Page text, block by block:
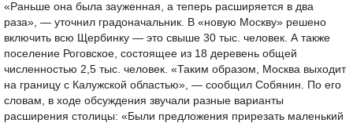
«Раньше она была зауженная, а теперь расширяется в два
раза», — уточнил градоначальник. В «новую Москву» решено
включить всю Щербинку — это свыше 30 тыс. человек. А также
поселение Роговское, состоящее из 18 деревень общей
численностью 2,5 тыс. человек. «Таким образом, Москва выходит
на границу с Калужской областью», — сообщил Собянин. По его
словам, в ходе обсуждения звучали разные варианты
расширения столицы: «Были предложения прирезать маленький